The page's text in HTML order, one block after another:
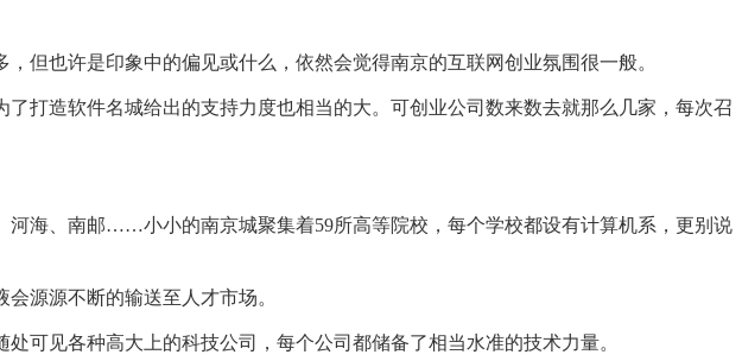
也许是印象中的偏见或什么，依然会觉得南京的互联网创业氛围很一般。
造软件名城给出的支持力度也相当的大。可创业公司数来数去就那么几家，每次召
海、南邮……小小的南京城聚集着59所高等院校，每个学校都设有计算机系，更别说
源源不断的输送至人才市场。
见各种高大上的科技公司，每个公司都储备了相当水准的技术力量。